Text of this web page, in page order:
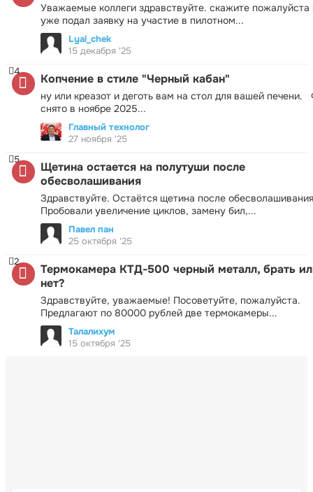
Уважаемые коллеги здравствуйте. скажите пожалуйста
уже подал заявку на участие в пилотном...
Lyal_chek
15 декабря '25
Копчение в стиле "Черный кабан"
ну или креазот и деготь вам на стол для вашей печени.
снято в ноябре 2025...
4
Главный технолог
27 ноября '25
Щетина остается на полутуши после
обесволашивания
Здравствуйте. Остаётся щетина после
Пробовали увеличение циклов, замену бил,...
5
Павел пан
25 октября '25
Термокамера КТД-500 черный металл, брать
нет?
Здравствуйте, уважаемые! Посоветуйте, пожалуйста.
Предлагают по 80000 рублей две термокамеры...
2
Талалихум
15 октября '25